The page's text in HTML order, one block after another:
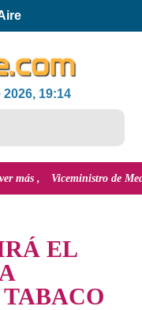
19:14
Viceministro de Medio
EL